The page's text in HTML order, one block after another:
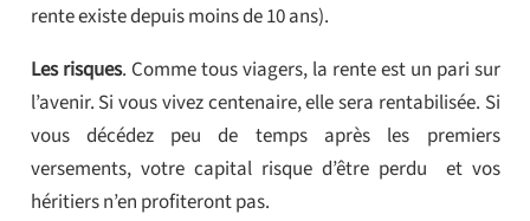
rente existe depuis moins de 10 ans).
Les risques. Comme tous viagers, la rente est un pari sur
l’avenir. Si vous vivez centenaire, elle sera rentabilisée. Si
vous décédez peu de temps après les premiers
versements, votre capital risque d’être perdu et vos
héritiers n’en profiteront pas.